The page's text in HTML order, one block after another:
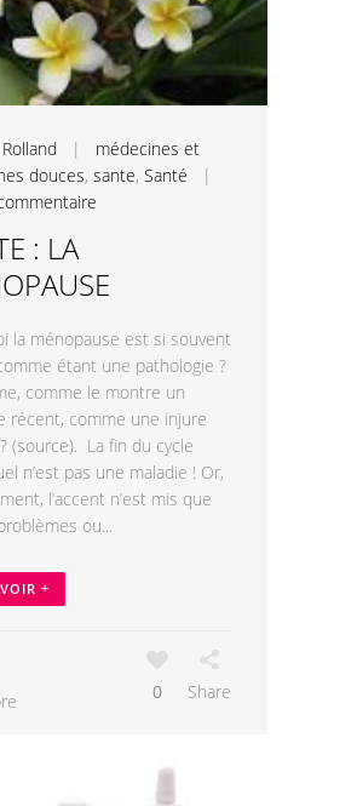
| médecines et
douces, sante, Santé |
: LA
la ménopause est si souvent
étant une pathologie ?
comme le montre un
récent, comme une injure
(source). La fin du cycle
n’est pas une maladie ! Or,
l’accent n’est mis que
ou...
+
0 Share